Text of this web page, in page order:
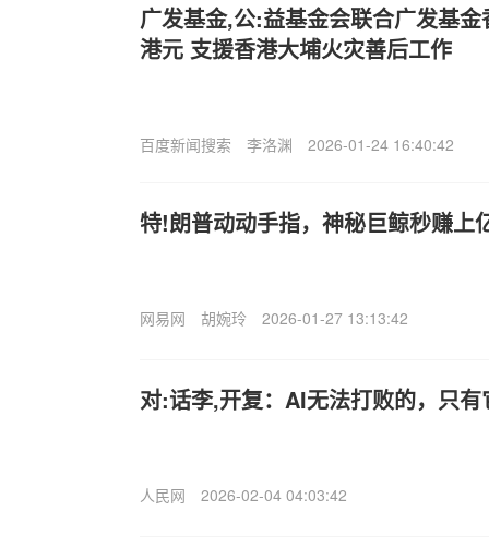
广发基金,公:益基金会联合广发基
港元 支援香港大埔火灾善后工作
百度新闻搜索 李洛渊 2026-01-24 16:40:42
特!朗普动动手指，神秘巨鲸秒赚上
网易网 胡婉玲 2026-01-27 13:13:42
对:话李,开复：AI无法打败的，只有
人民网 2026-02-04 04:03:42